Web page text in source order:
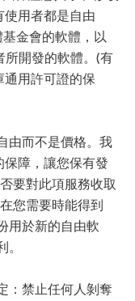
用者都是自由
金會的軟體，以
所開發的軟體。(有
通用許可證的保
由而不是價格。我
障，讓您保有發
要對此項服務收取
您需要時能得到
用於新的自由軟
：禁止任何人剝奪